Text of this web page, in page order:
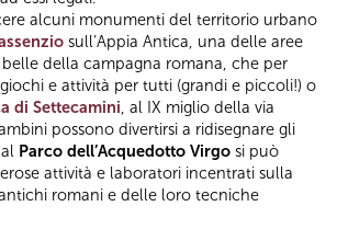
alcuni monumenti del territorio urbano
sull’Appia Antica, una delle aree
della campagna romana, che per
e attività per tutti (grandi e piccoli!) o
di Settecamini, al IX miglio della via
possono divertirsi a ridisegnare gli
Parco dell’Acquedotto Virgo si può
attività e laboratori incentrati sulla
romani e delle loro tecniche